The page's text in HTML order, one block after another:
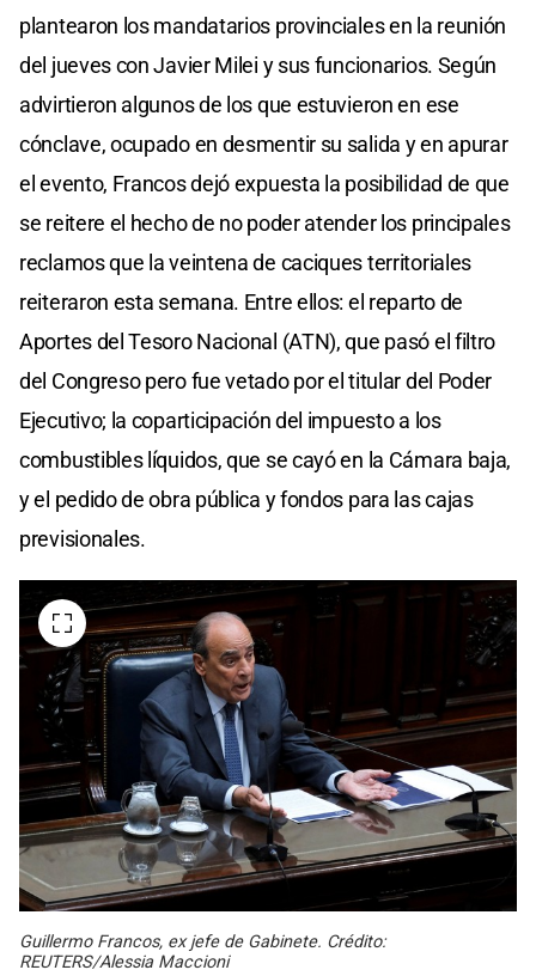
plantearon los mandatarios provinciales en la reunión
del jueves con Javier Milei y sus funcionarios. Según
advirtieron algunos de los que estuvieron en ese
cónclave, ocupado en desmentir su salida y en apurar
el evento, Francos dejó expuesta la posibilidad de que
se reitere el hecho de no poder atender los principales
reclamos que la veintena de caciques territoriales
reiteraron esta semana. Entre ellos: el reparto de
Aportes del Tesoro Nacional (ATN), que pasó el filtro
del Congreso pero fue vetado por el titular del Poder
Ejecutivo; la coparticipación del impuesto a los
combustibles líquidos, que se cayó en la Cámara baja,
y el pedido de obra pública y fondos para las cajas
previsionales.
Guillermo Francos, ex jefe de Gabinete. Crédito:
REUTERS/Alessia Maccioni